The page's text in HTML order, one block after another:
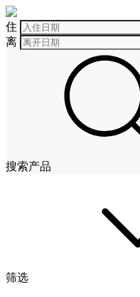
住
离
搜索产品
筛选